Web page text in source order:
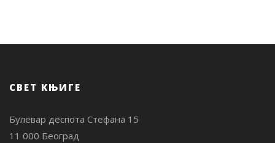
СВЕТ КЊИГЕ
Булевар деспота Стефана 15
11 000 Београд